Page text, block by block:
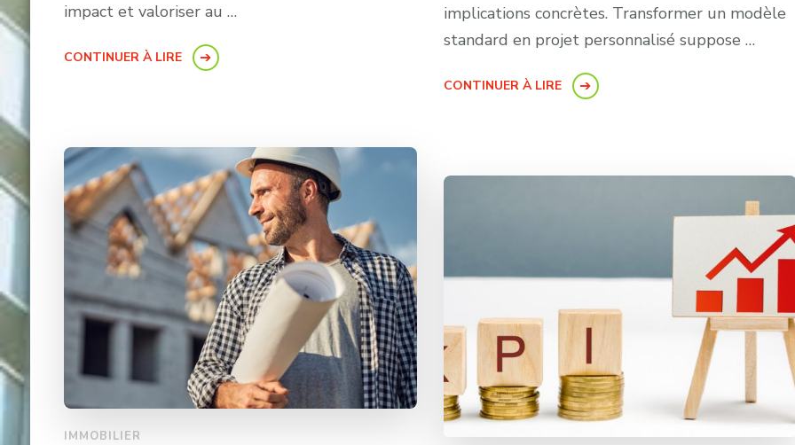
impact et valoriser au …
CONTINUER À LIRE
implications concrètes. Transformer un modèle
standard en projet personnalisé suppose …
CONTINUER À LIRE
IMMOBILIER